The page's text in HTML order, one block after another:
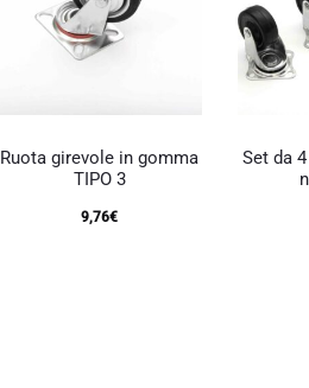
Ruota girevole in gomma
TIPO 3
9,76€
Set da